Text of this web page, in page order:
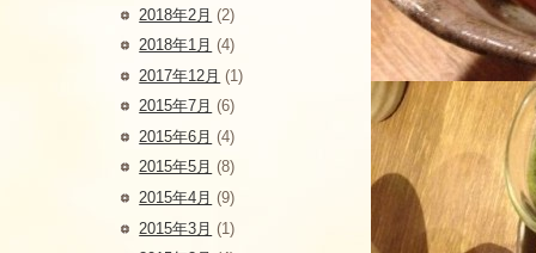
2018年2月 (2)
2018年1月 (4)
2017年12月 (1)
2015年7月 (6)
2015年6月 (4)
2015年5月 (8)
2015年4月 (9)
2015年3月 (1)